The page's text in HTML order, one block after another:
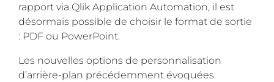
rapport via Qlik Application Automation, il est
désormais possible de choisir le format de sortie
: PDF ou PowerPoint.
Les nouvelles options de personnalisation
d’arrière-plan précédemment évoquées